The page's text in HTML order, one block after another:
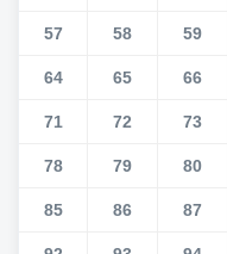
57 58 59
64 65 66
71 72 73
78 79 80
85 86 87